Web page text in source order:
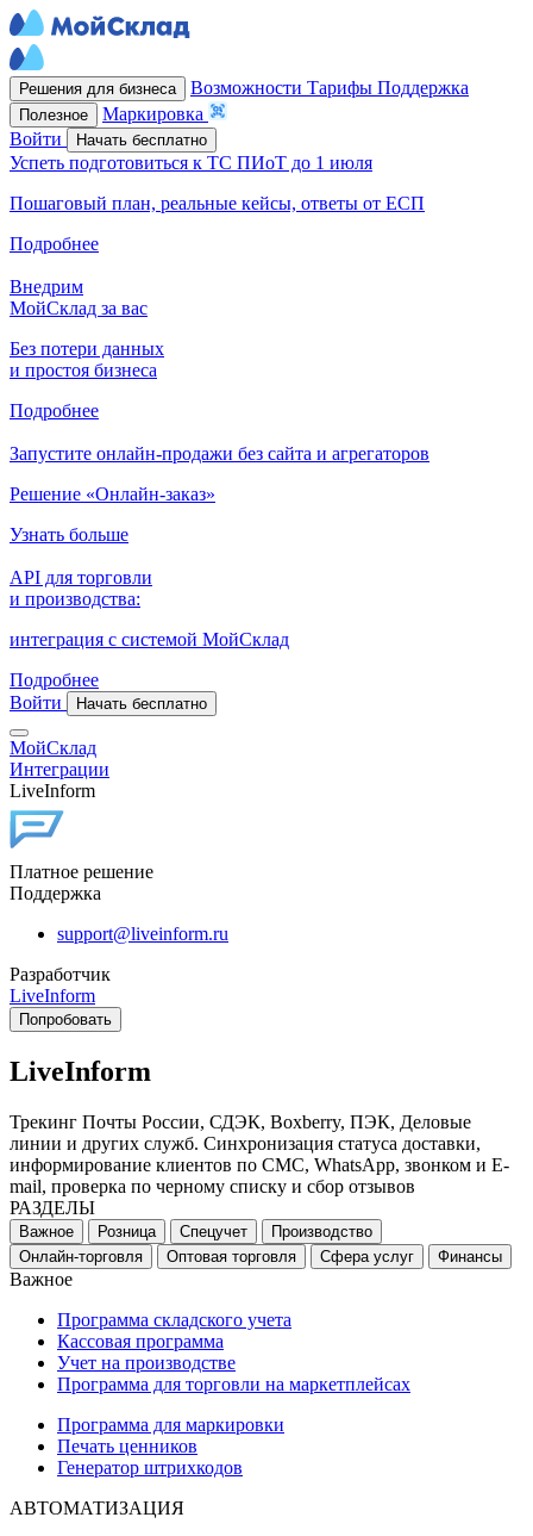
Решения для бизнеса Возможности Тарифы Поддержка
Полезное
Маркировка
Войти
Начать бесплатно
Успеть подготовиться к ТС ПИоТ до 1 июля
Пошаговый план, реальные кейсы, ответы от ЕСП
Подробнее
Внедрим
МойСклад за вас
Без потери данных
и простоя бизнеса
Подробнее
Запустите онлайн-продажи без сайта и агрегаторов
Решение «Онлайн-заказ»
Узнать больше
API для торговли
и производства:
интеграция с системой МойСклад
Подробнее
Войти
Начать бесплатно
МойСклад
Интеграции
LiveInform
Платное решение
Поддержка
support@liveinform.ru
Разработчик
LiveInform
Попробовать
LiveInform
Трекинг Почты России, СДЭК, Boxberry, ПЭК, Деловые
линии и других служб. Синхронизация статуса доставки,
информирование клиентов по СМС, WhatsApp, звонком и E-
mail, проверка по черному списку и сбор отзывов
РАЗДЕЛЫ
Важное Розница Спецучет
Производство
Онлайн-торговля
Оптовая торговля Сфера услуг Финансы
Важное
Программа складского учета
Кассовая программа
Учет на производстве
Программа для торговли на маркетплейсах
Программа для маркировки
Печать ценников
Генератор штрихкодов
АВТОМАТИЗАЦИЯ